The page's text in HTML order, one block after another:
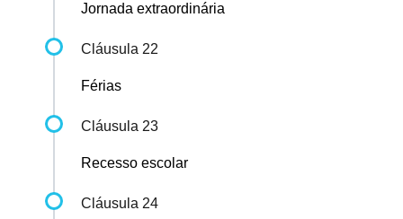
Jornada extraordinária
Cláusula 22
Férias
Cláusula 23
Recesso escolar
Cláusula 24